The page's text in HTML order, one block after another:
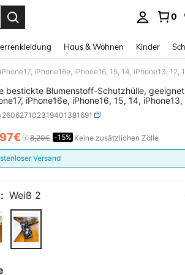
0
Haus & Wohnen Kinder
bestickte Blumenstoff-Schutzhülle,
iPhone16e, iPhone16, 15, 14, iPhone13,
AND
8,20€ -15% Keine zusätzlichen Zölle
Versand
Weiß 2